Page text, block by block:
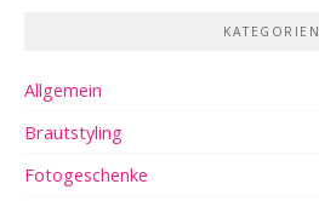
KATEGORIEN
Allgemein
Brautstyling
Fotogeschenke